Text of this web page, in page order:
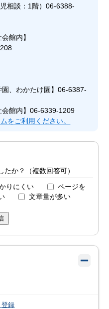
相談：1階）06-6388-
館内】
園、わかたけ園】06-6387-
会館内】06-6339-1209
をご利用ください。
か？（複数回答可）
りにくい
ページを
文章量が多い
登録